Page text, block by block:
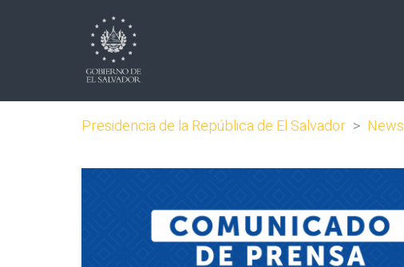
Presidencia de la República de El Salvador > News